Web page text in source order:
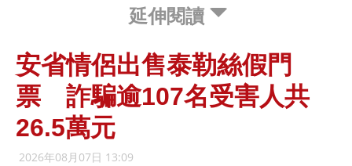
延伸閱讀
安省情侶出售泰勒絲假門
票 詐騙逾107名受害人共
26.5萬元
2026年08月07日 13:09